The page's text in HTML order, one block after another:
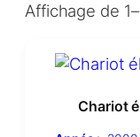
Affichage de
Chariot